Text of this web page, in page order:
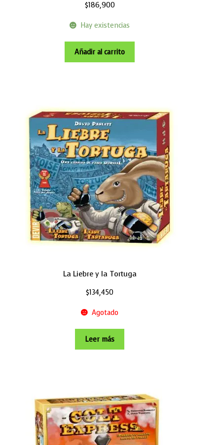
$186,900
Hay existencias
Añadir al carrito
La Liebre y la Tortuga
$134,450
Agotado
Leer más